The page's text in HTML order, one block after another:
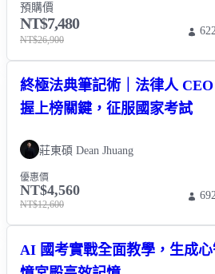
預購價
NT$7,480
NT$26,900
622
終極法典筆記術｜法律人
握上榜關鍵，征服國家考試
莊東碩 Dean Jhuang
優惠價
NT$4,560
NT$12,600
692
AI 國考實戰全面教學，生成